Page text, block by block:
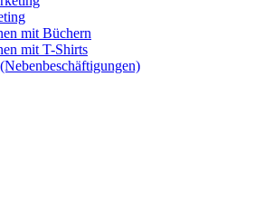
mit Büchern
mit T-Shirts